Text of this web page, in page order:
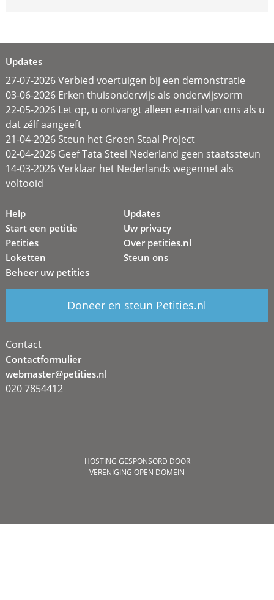
Updates
27-07-2026 Verbied voertuigen bij een demonstratie
03-06-2026 Erken thuisonderwijs als onderwijsvorm
22-05-2026 Let op, u ontvangt alleen e-mail van ons als u
dat zélf aangeeft
21-04-2026 Steun het Groen Staal Project
02-04-2026 Geef Tata Steel Nederland geen staatssteun
14-03-2026 Verklaar het Nederlands wegennet als
voltooid
Help
Start een petitie
Petities
Loketten
Beheer uw petities
Updates
Uw privacy
Over petities.nl
Steun ons
Doneer en steun Petities.nl
Contact
Contactformulier
webmaster@petities.nl
020 7854412
HOSTING GESPONSORD DOOR
VERENIGING OPEN DOMEIN